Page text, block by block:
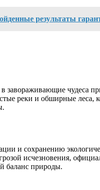
результаты
завораживающие чудеса
реки и обширные
и сохранению
исчезновения,
баланс природы.